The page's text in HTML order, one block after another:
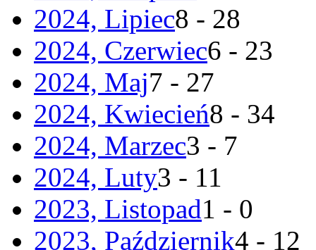
2024, Lipiec8 - 28
2024, Czerwiec6 - 23
2024, Maj7 - 27
2024, Kwiecień8 - 34
2024, Marzec3 - 7
2024, Luty3 - 11
2023, Listopad1 - 0
2023, Październik4 - 12